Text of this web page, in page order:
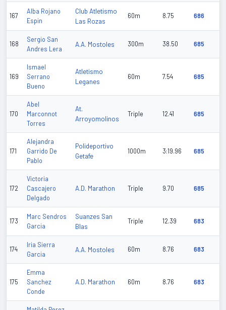
167
Alba Rojano
Espin
Club Atletismo
Las Rozas
60m 8.75 686
168
Sergio San
Andres Lera
A.A. Mostoles 300m 38.50 685
169
Ismael
Serrano
Bueno
Atletismo
Leganes
60m 7.54 685
170
Abel
Marconnot
Torres
At.
Arroyomolinos
Triple 12.41 685
171
Alejandra
Garrido De
Pablo
Polideportivo
Getafe
1000m 3:19.96 685
172
Victoria
Cascajero
Delgado
A.D. Marathon Triple 9.70 685
173
Marc Sendros
Garcia
Suanzes San
Blas
Triple 12.39 683
174
Iria Sierra
Garcia
A.A. Mostoles 60m 8.76 683
175
Emma
Sanchez
Conde
A.D. Marathon 60m 8.76 683